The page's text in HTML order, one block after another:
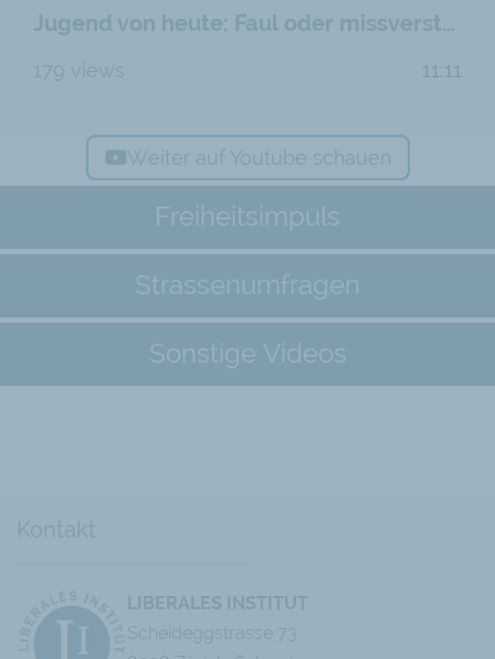
Freiheitsimpuls
Strassenumfragen
Sonstige Videos
Jugend von heute: Faul oder missverstanden?
179 views 11:11
Weiter auf Youtube schauen
Kontakt